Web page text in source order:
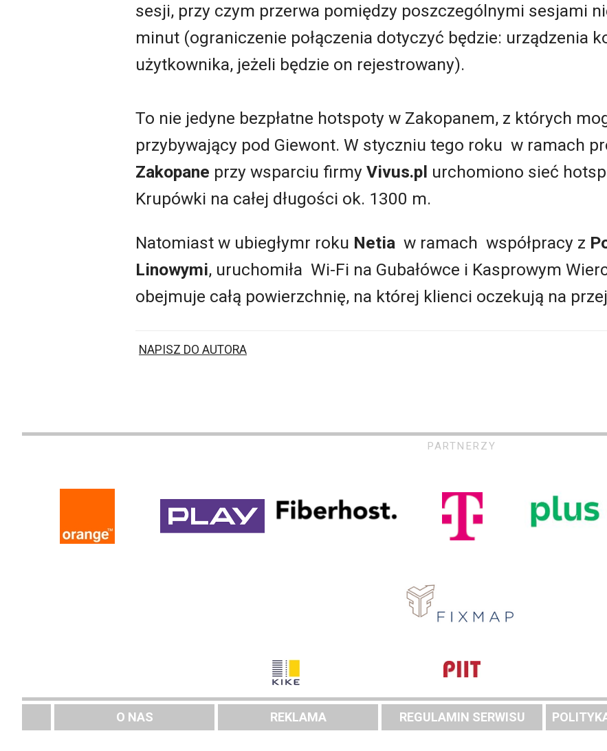
sesji, przy czym przerwa pomiędzy poszczególnymi sesjami
minut (ograniczenie połączenia dotyczyć będzie: urządzenia
użytkownika, jeżeli będzie on rejestrowany).
To nie jedyne bezpłatne hotspoty w Zakopanem, z których
przybywający pod Giewont. W styczniu tego roku w ramach
Zakopane przy wsparciu firmy Vivus.pl urchomiono sieć
Krupówki na całej długości ok. 1300 m.
Natomiast w ubiegłymr roku Netia w ramach współpracy z
Linowymi, uruchomiła Wi-Fi na Gubałówce i Kasprowym
obejmuje całą powierzchnię, na której klienci oczekują na
NAPISZ DO AUTORA
PARTNERZY
O NAS REKLAMA REGULAMIN SERWISU